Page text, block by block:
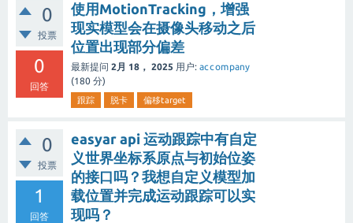
0
投票
0
回答
使用MotionTracking，增强
现实模型会在摄像头移动之后
位置出现部分偏差
最新提问 2月 18， 2025 用户: accompany
(180 分)
跟踪 脱卡 偏移target
0
投票
1
回答
easyar api 运动跟踪中有自定
义世界坐标系原点与初始位姿
的接口吗？我想自定义模型加
载位置并完成运动跟踪可以实
现吗？